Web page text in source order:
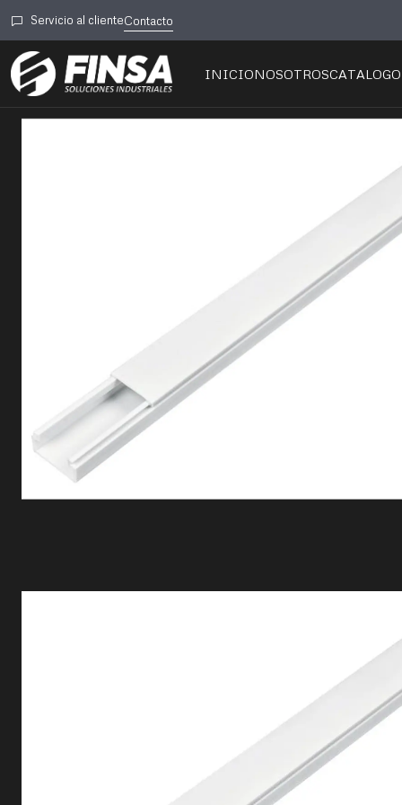
INICIONOSOTROSCATALOGO
Servicio al clienteContacto
Inicio